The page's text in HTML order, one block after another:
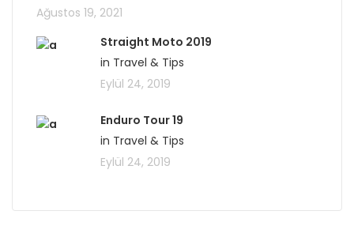
Ağustos 19, 2021
Straight Moto 2019
in Travel & Tips
Eylül 24, 2019
Enduro Tour 19
in Travel & Tips
Eylül 24, 2019